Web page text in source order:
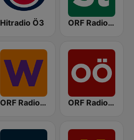
Hitradio Ö3 ORF Radio Steiermark
ORF Radio Wien ORF Radio Oberösterreich